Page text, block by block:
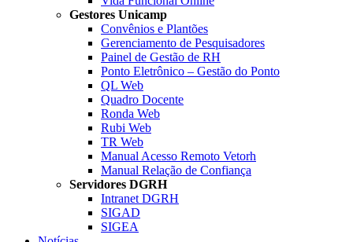
Gestores Unicamp
Convênios e Plantões
Gerenciamento de Pesquisadores
Painel de Gestão de RH
Ponto Eletrônico – Gestão do Ponto
QL Web
Quadro Docente
Ronda Web
Rubi Web
TR Web
Manual Acesso Remoto Vetorh
Manual Relação de Confiança
Servidores DGRH
Intranet DGRH
SIGAD
SIGEA